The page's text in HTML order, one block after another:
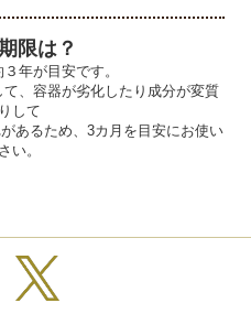
限は？
年が目安です。
、容器が劣化したり成分が変質
して
あるため、3カ月を目安にお使い
い。